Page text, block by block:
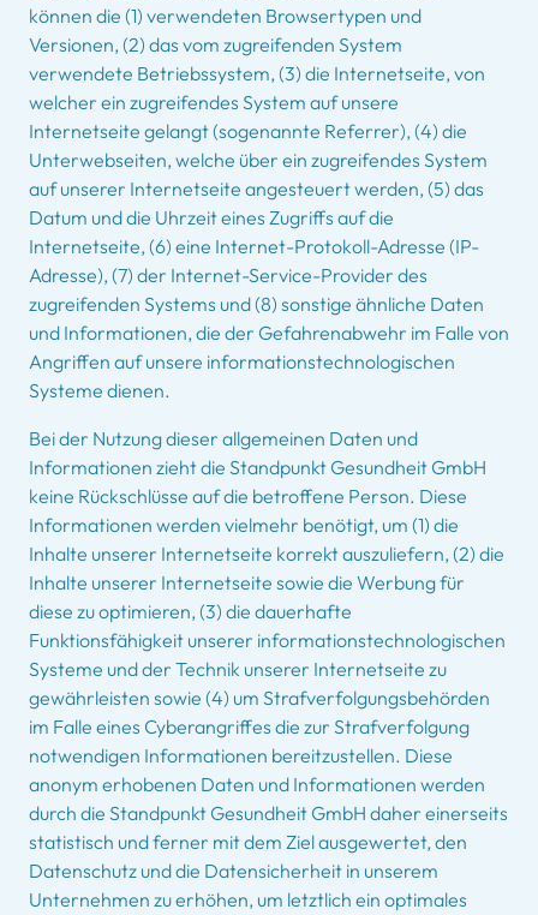
können die (1) verwendeten Browsertypen und
Versionen, (2) das vom zugreifenden System
verwendete Betriebssystem, (3) die Internetseite, von
welcher ein zugreifendes System auf unsere
Internetseite gelangt (sogenannte Referrer), (4) die
Unterwebseiten, welche über ein zugreifendes System
auf unserer Internetseite angesteuert werden, (5) das
Datum und die Uhrzeit eines Zugriffs auf die
Internetseite, (6) eine Internet-Protokoll-Adresse (IP-
Adresse), (7) der Internet-Service-Provider des
zugreifenden Systems und (8) sonstige ähnliche Daten
und Informationen, die der Gefahrenabwehr im Falle von
Angriffen auf unsere informationstechnologischen
Systeme dienen.
Bei der Nutzung dieser allgemeinen Daten und
Informationen zieht die Standpunkt Gesundheit GmbH
keine Rückschlüsse auf die betroffene Person. Diese
Informationen werden vielmehr benötigt, um (1) die
Inhalte unserer Internetseite korrekt auszuliefern, (2) die
Inhalte unserer Internetseite sowie die Werbung für
diese zu optimieren, (3) die dauerhafte
Funktionsfähigkeit unserer informationstechnologischen
Systeme und der Technik unserer Internetseite zu
gewährleisten sowie (4) um Strafverfolgungsbehörden
im Falle eines Cyberangriffes die zur Strafverfolgung
notwendigen Informationen bereitzustellen. Diese
anonym erhobenen Daten und Informationen werden
durch die Standpunkt Gesundheit GmbH daher einerseits
statistisch und ferner mit dem Ziel ausgewertet, den
Datenschutz und die Datensicherheit in unserem
Unternehmen zu erhöhen, um letztlich ein optimales